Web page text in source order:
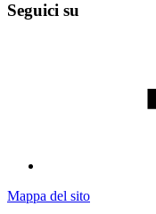
Seguici su
Mappa del sito